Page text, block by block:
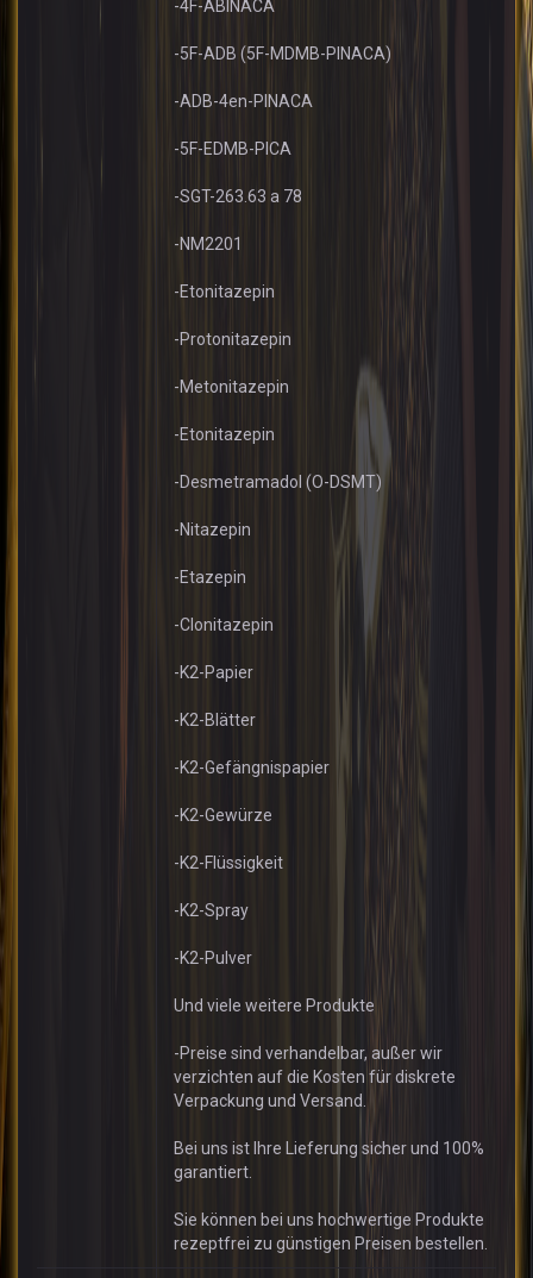
-4F-ABINACA
-5F-ADB (5F-MDMB-PINACA)
-ADB-4en-PINACA
-5F-EDMB-PICA
-SGT-263.63 a 78
-NM2201
-Etonitazepin
-Protonitazepin
-Metonitazepin
-Etonitazepin
-Desmetramadol (O-DSMT)
-Nitazepin
-Etazepin
-Clonitazepin
-K2-Papier
-K2-Blätter
-K2-Gefängnispapier
-K2-Gewürze
-K2-Flüssigkeit
-K2-Spray
-K2-Pulver
Und viele weitere Produkte
-Preise sind verhandelbar, außer wir
verzichten auf die Kosten für diskrete
Verpackung und Versand.
Bei uns ist Ihre Lieferung sicher und 100%
garantiert.
Sie können bei uns hochwertige Produkte
rezeptfrei zu günstigen Preisen bestellen.